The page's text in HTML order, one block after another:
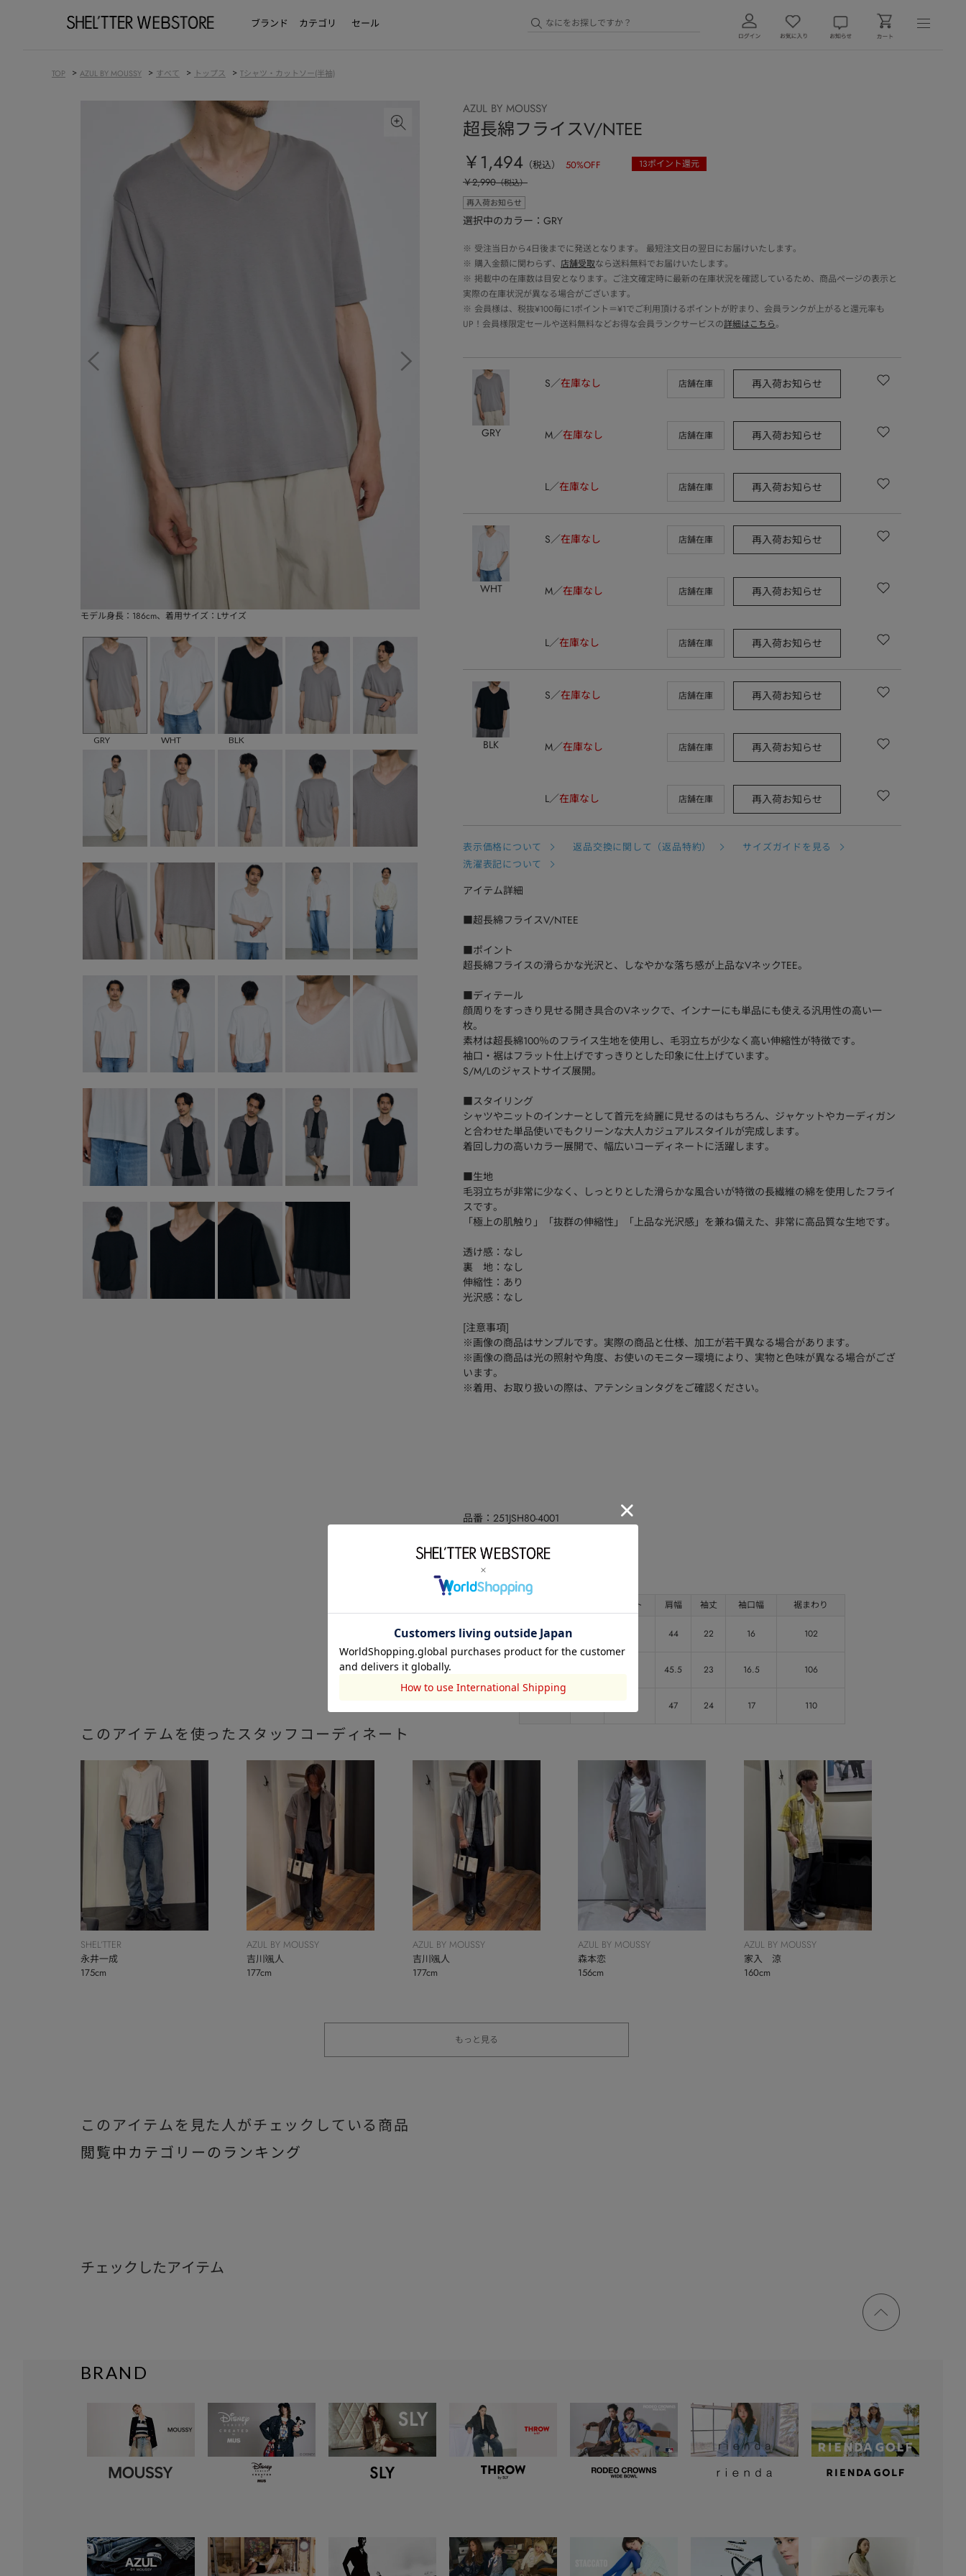
ブランド カテゴリ セール
TOP > AZUL BY MOUSSY > すべて > トップス > Tシャツ・カットソー(半袖)
モデル身長：186cm、着用サイズ：Lサイズ
GRY WHT BLK
AZUL BY MOUSSY
超長綿フライスV/NTEE
￥1,494 （税込） 50%OFF 13ポイント還元
￥2,990（税込）
再入荷お知らせ
選択中のカラー：GRY
※ 受注当日から4日後までに発送となります。 最短注文日の翌日にお届けいたします。
※ 購入金額に関わらず、 店舗受取なら送料無料でお届けいたします。
※ 掲載中の在庫数は目安となります。ご注文確定時に最新の在庫状況を確認しているため、商品ページの表示と
実際の在庫状況が異なる場合がございます。
※ 会員様は、税抜¥100毎に1ポイント＝¥1でご利用頂けるポイントが貯まり、会員ランクが上がると還元率も
UP！会員様限定セールや送料無料などお得な会員ランクサービスの詳細はこちら。
GRY
S 在庫なし 店舗在庫 再入荷お知らせ
M 在庫なし 店舗在庫 再入荷お知らせ
L 在庫なし 店舗在庫 再入荷お知らせ
WHT
S 在庫なし 店舗在庫 再入荷お知らせ
M 在庫なし 店舗在庫 再入荷お知らせ
L 在庫なし 店舗在庫 再入荷お知らせ
BLK
S 在庫なし 店舗在庫 再入荷お知らせ
M 在庫なし 店舗在庫 再入荷お知らせ
L 在庫なし 店舗在庫 再入荷お知らせ
表示価格について 返品交換に関して（返品特約）
サイズガイドを見る
洗濯表記について
アイテム詳細
■超長綿フライスV/NTEE
■ポイント
超長綿フライスの滑らかな光沢と、しなやかな落ち感が上品なVネックTEE。
■ディテール
顔周りをすっきり見せる開き具合のVネックで、インナーにも単品にも使える汎用性の高い一
枚。
素材は超長綿100％のフライス生地を使用し、毛羽立ちが少なく高い伸縮性が特徴です。
袖口・裾はフラット仕上げですっきりとした印象に仕上げています。
S/M/Lのジャストサイズ展開。
■スタイリング
シャツやニットのインナーとして首元を綺麗に見せるのはもちろん、ジャケットやカーディガン
と合わせた単品使いでもクリーンな大人カジュアルスタイルが完成します。
着回し力の高いカラー展開で、幅広いコーディネートに活躍します。
■生地
毛羽立ちが非常に少なく、しっとりとした滑らかな風合いが特徴の長繊維の綿を使用したフライ
スです。
「極上の肌触り」「抜群の伸縮性」「上品な光沢感」を兼ね備えた、非常に高品質な生地です。
透け感：なし
裏 地：なし
伸縮性：あり
光沢感：なし
[注意事項]
※画像の商品はサンプルです。実際の商品と仕様、加工が若干異なる場合があります。
※画像の商品は光の照射や角度、お使いのモニター環境により、実物と色味が異なる場合がござ
います。
※着用、お取り扱いの際は、アテンションタグをご確認ください。
品番 251JSH80-4001
洗濯表示
サイズ
バスト 肩幅 袖丈 袖口幅 裾まわり
S 44 22 16 102
45.5 23 16.5 106
47 24 17 110
このアイテムを使ったスタッフコーディネート
SHEL’TTER
永井一成
175cm
AZUL BY MOUSSY
吉川颯人
177cm
AZUL BY MOUSSY
吉川颯人
177cm
AZUL BY MOUSSY
森本恋
156cm
AZUL BY MOUSSY
家入 涼
160cm
もっと見る
このアイテムを見た人がチェックしている商品
閲覧中カテゴリーのランキング
チェックしたアイテム
ページ
トップ
BRAND